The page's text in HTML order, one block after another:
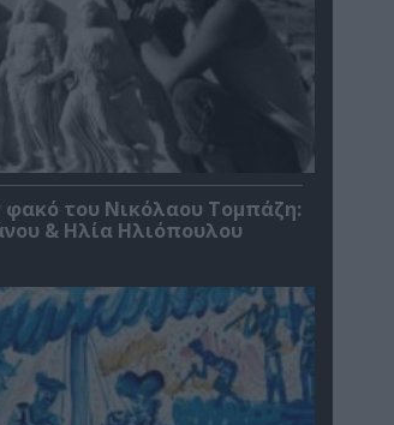
του Νικόλαου Τομπάζη:
& Ηλία Ηλιόπουλου